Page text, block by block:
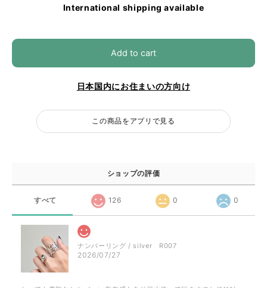
International shipping available
Add to cart
日本国内にお住まいの方向け
この商品をアプリで見る
ショップの評価
すべて 126 0 0
ナンバーリング / silver R007
2026/07/27